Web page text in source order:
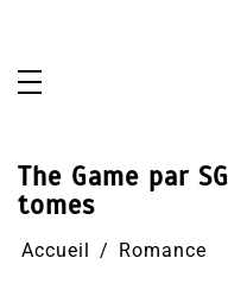
The Game par
tomes
Accueil Romance